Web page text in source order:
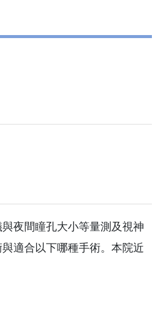
夜間瞳孔大小等量測及視神
適合以下哪種手術。本院近